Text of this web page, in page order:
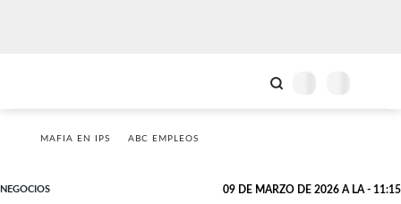
MAFIA EN IPS ABC EMPLEOS
NEGOCIOS 09 DE MARZO DE 2026 A LA - 11:15